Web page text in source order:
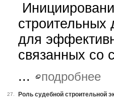
для
связанных со
...
подробнее
27. Роль судебной строительной